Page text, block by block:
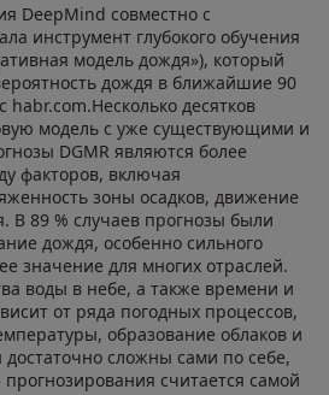
DeepMind совместно с
инструмент глубокого обучения
модель дождя»), который
дождя в ближайшие 90
habr.com.Несколько десятков
модель с уже существующими и
DGMR являются более
факторов, включая
зоны осадков, движение
В 89 % случаев прогнозы были
дождя, особенно сильного
значение для многих отраслей.
воды в небе, а также времени и
от ряда погодных процессов,
образование облаков и
достаточно сложны сами по себе,
считается самой